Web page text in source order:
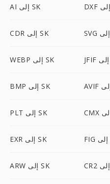
AI إلى SK
CDR إلى SK
WEBP إلى SK
BMP إلى SK
PLT إلى SK
EXR إلى SK
ARW إلى SK